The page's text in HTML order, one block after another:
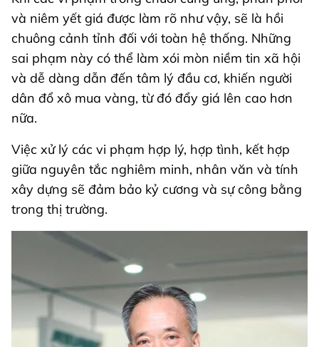
và niêm yết giá được làm rõ như vậy, sẽ là hồi
chuông cảnh tỉnh đối với toàn hệ thống. Những
sai phạm này có thể làm xói mòn niềm tin xã hội
và dễ dàng dẫn đến tâm lý đầu cơ, khiến người
dân đổ xô mua vàng, từ đó đẩy giá lên cao hơn
nữa.
Việc xử lý các vi phạm hợp lý, hợp tình, kết hợp
giữa nguyên tắc nghiêm minh, nhân văn và tính
xây dựng sẽ đảm bảo kỷ cương và sự công bằng
trong thị trường.